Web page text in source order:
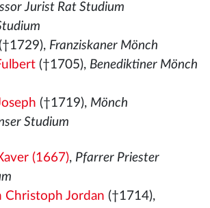
Jurist Rat Studium
Franziskaner Mönch
(†1705), Benediktiner Mönch
(†1719), Mönch
Studium
(1667), Pfarrer Priester
Christoph Jordan (†1714),